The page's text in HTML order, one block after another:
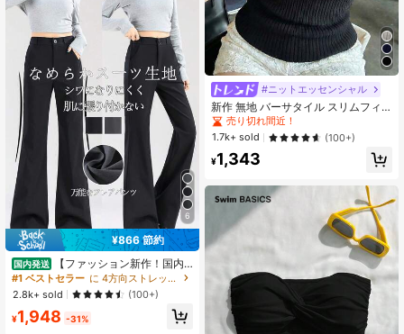
6
¥866 節約
国内発送
【ファッション新作！国内
発送】接触冷感 夏服無地ブラック 柔
らか快適 スーツフレアパンツ レディ
ース夏薄手 ハイウエスト 着痩せ y2k
ギャルカジュアル 自宅・日常・通
勤・オフィスカジュアル着用に最適
#1 ベストセラー
に 4方向ストレッチ 女性用ボトムス
2.8k+ sold
(100+)
¥1,948 -31%
#ニットエッセンシャル
新作 無地 バーサタイル スリムフィ
ット ウエストシンチ キャップスリー
ブ ニットトップ、春夏 ブラック
売り切れ間近！
1.7k+ sold
(100+)
¥1,343